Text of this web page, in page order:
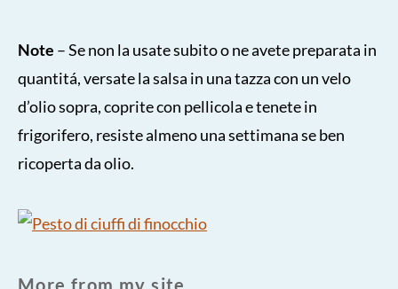
Note – Se non la usate subito o ne avete preparata in
quantitá, versate la salsa in una tazza con un velo
d’olio sopra, coprite con pellicola e tenete in
frigorifero, resiste almeno una settimana se ben
ricoperta da olio.
More from my site